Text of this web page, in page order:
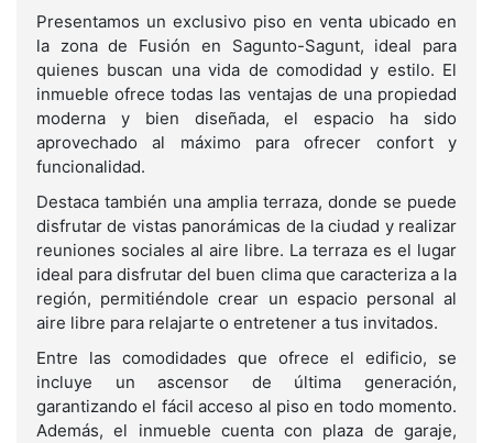
Presentamos un exclusivo piso en venta ubicado en
la zona de Fusión en Sagunto-Sagunt, ideal para
quienes buscan una vida de comodidad y estilo. El
inmueble ofrece todas las ventajas de una propiedad
moderna y bien diseñada, el espacio ha sido
aprovechado al máximo para ofrecer confort y
funcionalidad.
Destaca también una amplia terraza, donde se puede
disfrutar de vistas panorámicas de la ciudad y realizar
reuniones sociales al aire libre. La terraza es el lugar
ideal para disfrutar del buen clima que caracteriza a la
región, permitiéndole crear un espacio personal al
aire libre para relajarte o entretener a tus invitados.
Entre las comodidades que ofrece el edificio, se
incluye un ascensor de última generación,
garantizando el fácil acceso al piso en todo momento.
Además, el inmueble cuenta con plaza de garaje,